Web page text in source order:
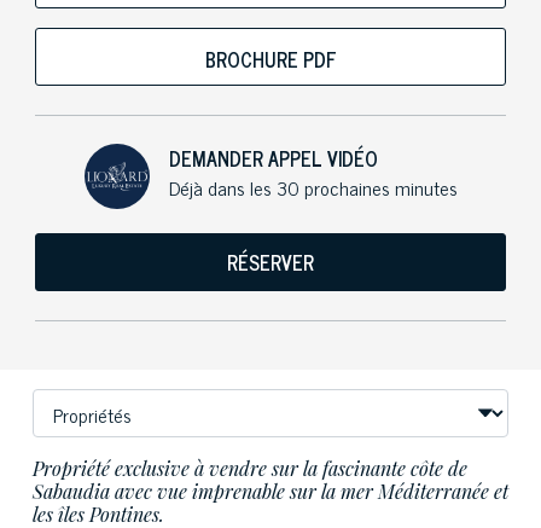
BROCHURE PDF
DEMANDER APPEL VIDÉO
Déjà dans les 30 prochaines minutes
RÉSERVER
Propriété exclusive à vendre sur la fascinante côte de
Sabaudia avec vue imprenable sur la mer Méditerranée et
les îles Pontines.